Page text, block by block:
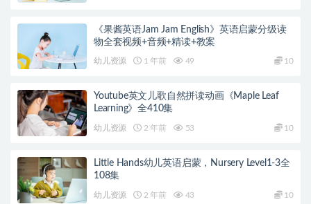
《果酱英语Jam Jam English》英语启蒙分级读
物全套视频+音频+精读+教案
幼儿资源 1 年前 49 10
Youtube英文儿歌自然拼读动画《Maple Leaf
Learning》全410集
幼儿资源 2 年前 53 10
Little Hands幼儿英语启蒙，Nursery Level1-3全
108集
幼儿资源 2 年前 43 10